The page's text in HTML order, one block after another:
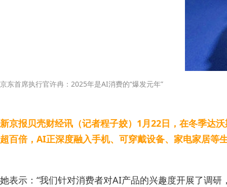
京东首席执行官许冉：2025年是AI消费的“爆发元年”
新京报贝壳财经讯（记者程子姣）1月22日，在冬季达
超百倍，AI正深度融入手机、可穿戴设备、家电家居等
她表示：“我们针对消费者对AI产品的兴趣度开展了调